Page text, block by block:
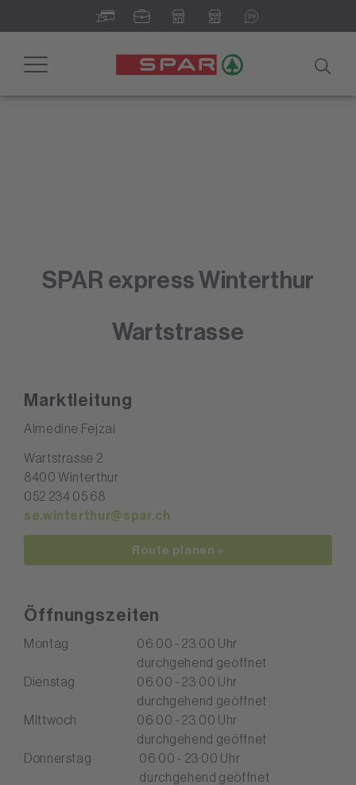
Toggle
SPAR express Winterthur
Wartstrasse
Marktleitung
Almedine Fejzai
Wartstrasse 2
8400 Winterthur
052 234 05 68
se.winterthur@spar.ch
Route planen »
Öffnungszeiten
Montag
06:00 - 23:00 Uhr
durchgehend geöffnet
Dienstag
06:00 - 23:00 Uhr
durchgehend geöffnet
Mittwoch
06:00 - 23:00 Uhr
durchgehend geöffnet
Donnerstag
06:00 - 23:00 Uhr
durchgehend geöffnet